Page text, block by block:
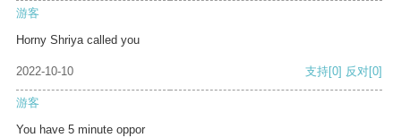
游客
Horny Shriya called you
2022-10-10 支持[0] 反对[0]
游客
You have 5 minute oppor